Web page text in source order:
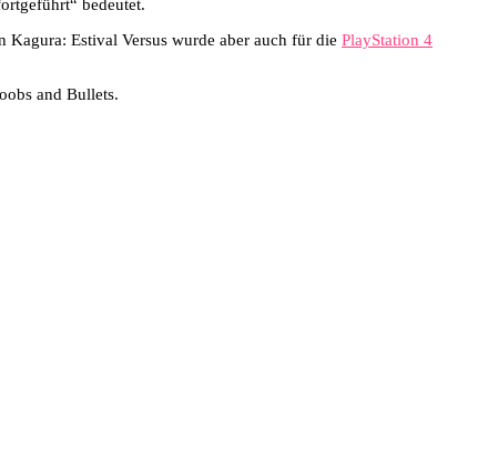
bedeutet.
Estival Versus wurde aber auch für die PlayStation 4
and Bullets.